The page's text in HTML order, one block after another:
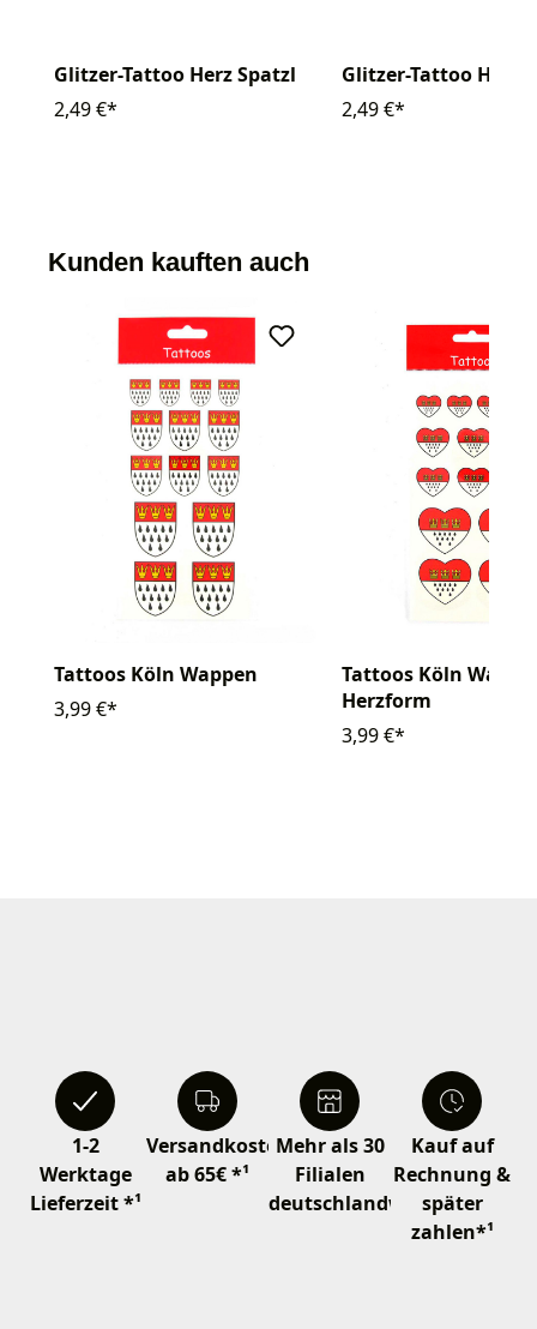
Glitzer-Tattoo Herz Spatzl
2,49 €*
Glitzer-Tattoo Herz
2,49 €*
Kunden kauften auch
Tattoos Köln Wappen
3,99 €*
Tattoos Köln
Herzform
3,99 €*
1-2
Werktage
Lieferzeit *¹
Versandkostenfrei
ab 65€ *¹
Mehr als 30
Filialen
deutschlandweit
Kauf auf
Rechnung &
später
zahlen*¹